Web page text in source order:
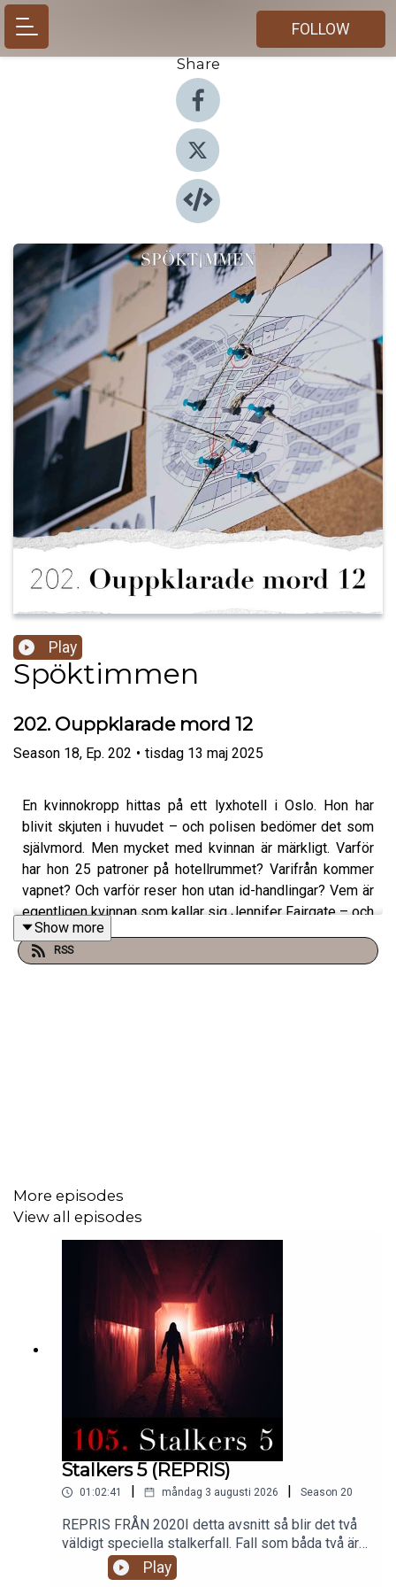
FOLLOW
Share
Play
Spöktimmen
202. Ouppklarade mord 12
Season 18, Ep. 202 • tisdag 13 maj 2025
En kvinnokropp hittas på ett lyxhotell i Oslo. Hon har
blivit skjuten i huvudet – och polisen bedömer det som
självmord. Men mycket med kvinnan är märkligt. Varför
har hon 25 patroner på hotellrummet? Varifrån kommer
vapnet? Och varför reser hon utan id-handlingar? Vem är
egentligen kvinnan som kallar sig Jennifer Fairgate – och
vad försöker hon dölja?
Fall: Oslokvinnan & Keith Warren
[REKLAM]Länk Patreon:
https://www.patreon.com/spoktimmen
https://www.spoktimmen.se/202
[REKLAM]Länk till Nextory:https://www.nextory.com
koden: spöktimmen ger 10% rabatt på ditt köp.
Show more
RSS
More episodes
View all episodes
Stalkers 5 (REPRIS)
01:02:41 måndag 3 augusti 2026 Season 20
REPRIS FRÅN 2020I detta avsnitt så blir det två
väldigt speciella stalkerfall. Fall som båda två är
en mix av just stalking och ytterligare några av
våra ämnen.Vi berättar om Collette Dwyer som
Play